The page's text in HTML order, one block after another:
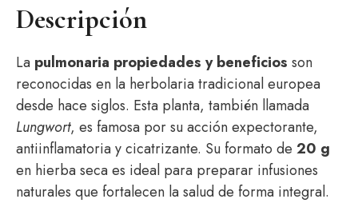
Descripción
La pulmonaria propiedades y beneficios son
reconocidas en la herbolaria tradicional europea
desde hace siglos. Esta planta, también llamada
Lungwort, es famosa por su acción expectorante,
antiinflamatoria y cicatrizante. Su formato de 20 g
en hierba seca es ideal para preparar infusiones
naturales que fortalecen la salud de forma integral.